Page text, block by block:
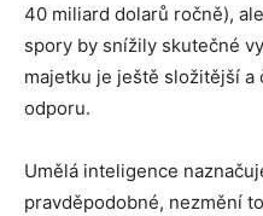
40 miliard dolarů ročně),
spory by snížily skutečné
majetku je ještě složitější
odporu.
Umělá inteligence
pravděpodobné, nezmění